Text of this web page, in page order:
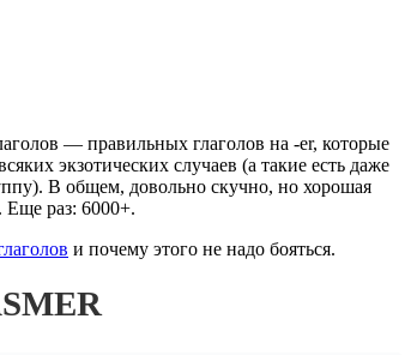
— правильных глаголов на -er, которые
экзотических случаев (а такие есть даже
В общем, довольно скучно, но хорошая
Еще раз: 6000+.
и почему этого не надо бояться.